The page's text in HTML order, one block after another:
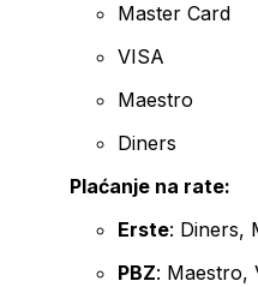
Master Card
VISA
Maestro
Diners
Plaćanje na rate:
Erste: Diners,
PBZ: Maestro,